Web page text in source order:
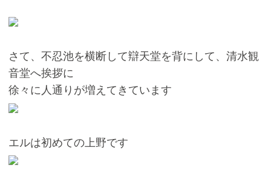
さて、不忍池を横断して辯天堂を背にして、清水観
音堂へ挨拶に
徐々に人通りが増えてきています
エルは初めての上野です